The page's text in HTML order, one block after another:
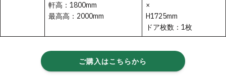
軒高：1800mm
最高高：2000mm
×
H1725mm
ドア枚数：1枚
ご購入はこちらから